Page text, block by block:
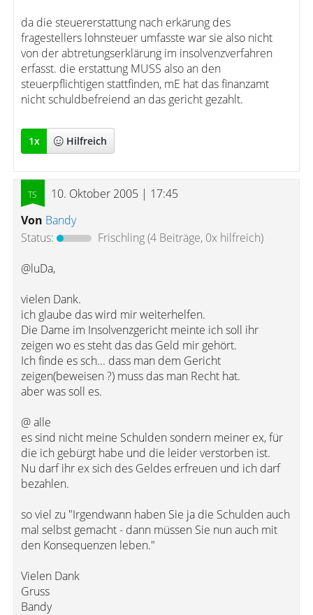
da die steuererstattung nach erkärung des
fragestellers lohnsteuer umfasste war sie also nicht
von der abtretungserklärung im insolvenzverfahren
erfasst. die erstattung MUSS also an den
steuerpflichtigen stattfinden, mE hat das finanzamt
nicht schuldbefreiend an das gericht gezahlt.
1x Hilfreich
10. Oktober 2005 | 17:45
Von Bandy
Status:
Frischling(4 Beiträge, 0x hilfreich)
@luDa,
vielen Dank.
ich glaube das wird mir weiterhelfen.
Die Dame im Insolvenzgericht meinte ich soll ihr
zeigen wo es steht das das Geld mir gehört.
Ich finde es sch... dass man dem Gericht
zeigen(beweisen ?) muss das man Recht hat.
aber was soll es.
@ alle
es sind nicht meine Schulden sondern meiner ex, für
die ich gebürgt habe und die leider verstorben ist.
Nu darf ihr ex sich des Geldes erfreuen und ich darf
bezahlen.
so viel zu "Irgendwann haben Sie ja die Schulden auch
mal selbst gemacht - dann müssen Sie nun auch mit
den Konsequenzen leben."
Vielen Dank
Gruss
Bandy